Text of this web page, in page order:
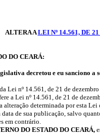
ALTERA ALEI Nº 14.561, DE
DO CEARÁ:
decretou e eu sanciono a
Lei nº 14.561, de 21 de
a Lei nº 14.561, de 21 de
alteração determinada por esta
de sua publicação, salvo
em contrário.
DO ESTADO DO CEARÁ,